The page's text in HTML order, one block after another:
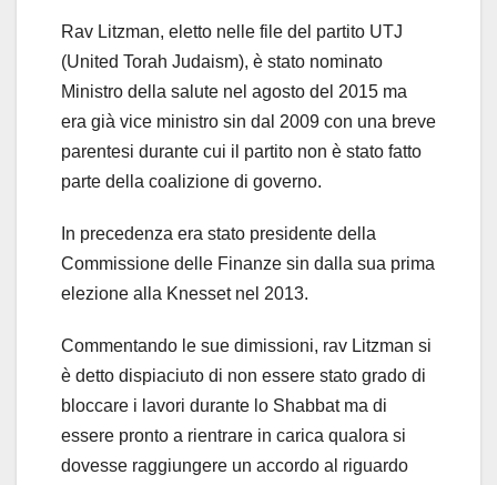
Rav Litzman, eletto nelle file del partito UTJ
(United Torah Judaism), è stato nominato
Ministro della salute nel agosto del 2015 ma
era già vice ministro sin dal 2009 con una breve
parentesi durante cui il partito non è stato fatto
parte della coalizione di governo.
In precedenza era stato presidente della
Commissione delle Finanze sin dalla sua prima
elezione alla Knesset nel 2013.
Commentando le sue dimissioni, rav Litzman si
è detto dispiaciuto di non essere stato grado di
bloccare i lavori durante lo Shabbat ma di
essere pronto a rientrare in carica qualora si
dovesse raggiungere un accordo al riguardo